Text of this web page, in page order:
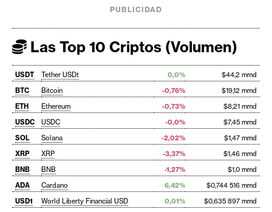
PUBLICIDAD
Las Top 10 Criptos (Volumen)
USDT Tether USDt 0,0%
$44,2 mmd
BTC
Bitcoin -0,76%
$19,12 mmd
ETH
Ethereum -0,73%
$8,21 mmd
USDC
USDC -0,0%
$7,45 mmd
SOL
Solana -2,02%
$1,47 mmd
XRP
XRP -3,37%
$1,46 mmd
BNB
BNB -1,27%
$1,0 mmd
ADA
Cardano 6,42%
$0,744 516 mmd
USD1
World Liberty Financial USD 0,01% $0,635 897 mmd